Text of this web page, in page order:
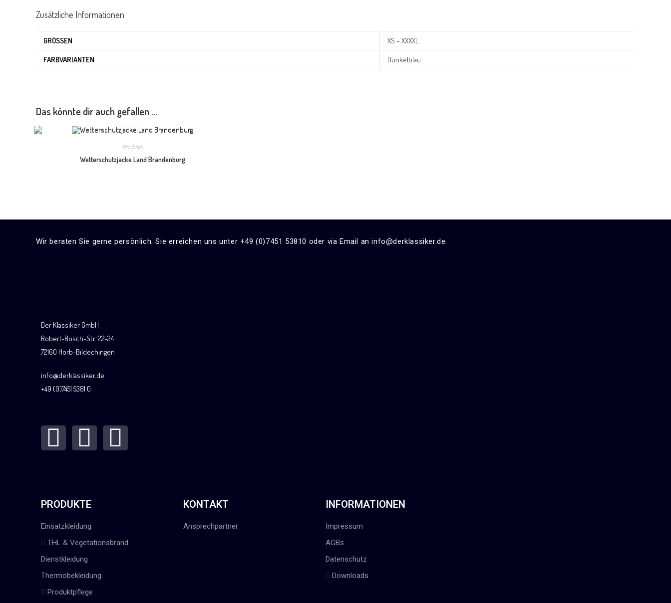
Zusätzliche Informationen
GRÖSSEN
XS – XXXXL
FARBVARIANTEN
Dunkelblau
Das könnte dir auch gefallen …
Produkte
Wetterschutzjacke Land Brandenburg
Wir beraten Sie gerne persönlich. Sie erreichen uns unter +49 (0)7451 53810 oder via Email an info@derklassiker.de.
Der Klassiker GmbH
Robert-Bosch-Str. 22-24
72160 Horb-Bildechingen
info@derklassiker.de
+49 (0)7451 5381 0
PRODUKTE
Einsatzkleidung
THL & Vegetationsbrand
Dienstkleidung
Thermobekleidung
Produktpflege
KONTAKT
Ansprechpartner
INFORMATIONEN
Impressum
AGBs
Datenschutz
Downloads